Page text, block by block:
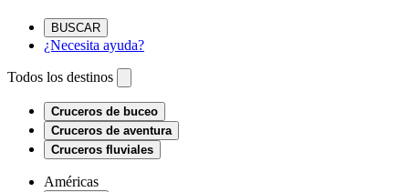
BUSCAR
¿Necesita ayuda?
Todos los destinos
Cruceros de buceo
Cruceros de aventura
Cruceros fluviales
Américas